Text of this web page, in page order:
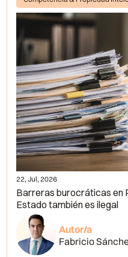
22, Jul, 2026
Barreras burocráticas en
Estado también es ilegal
Autor/a
Fabricio